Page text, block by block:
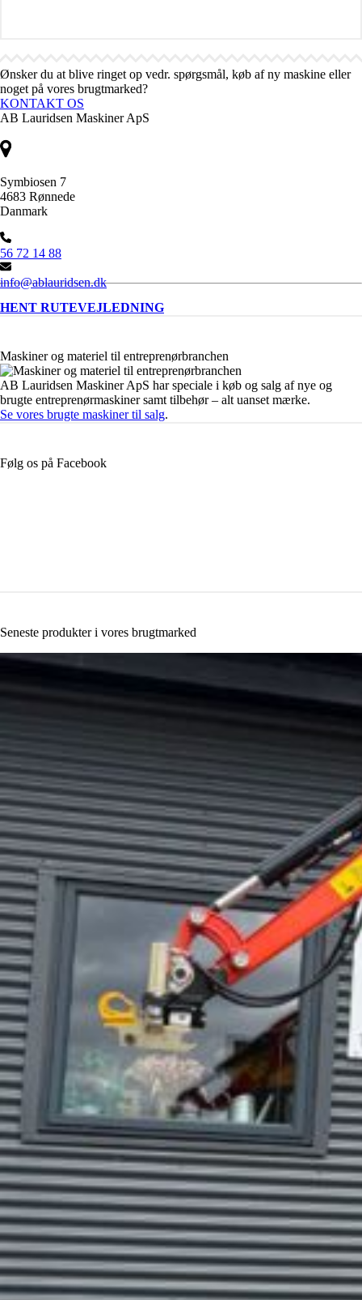
Ønsker du at blive ringet op vedr. spørgsmål, køb af ny maskine eller
noget på vores brugtmarked?
KONTAKT OS
AB Lauridsen Maskiner ApS
Symbiosen 7
4683 Rønnede
Danmark
56 72 14 88
info@ablauridsen.dk
HENT RUTEVEJLEDNING
Maskiner og materiel til entreprenørbranchen
AB Lauridsen Maskiner ApS har speciale i køb og salg af nye og
brugte entreprenørmaskiner samt tilbehør – alt uanset mærke.
Se vores brugte maskiner til salg.
Følg os på Facebook
Seneste produkter i vores brugtmarked